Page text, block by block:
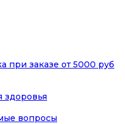
при заказе от 5000 руб
здоровья
вопросы